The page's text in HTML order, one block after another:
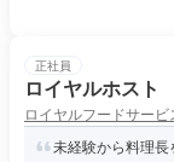
正社員
ロイヤルホス
ロイヤルフードサービ
未経験から料理